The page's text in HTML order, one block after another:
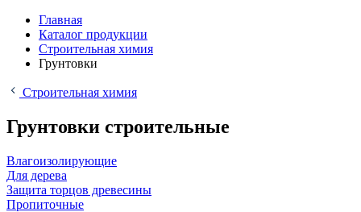
Главная
Каталог продукции
Строительная химия
Грунтовки
Строительная химия
Грунтовки строительные
Влагоизолирующие
Для дерева
Защита торцов древесины
Пропиточные